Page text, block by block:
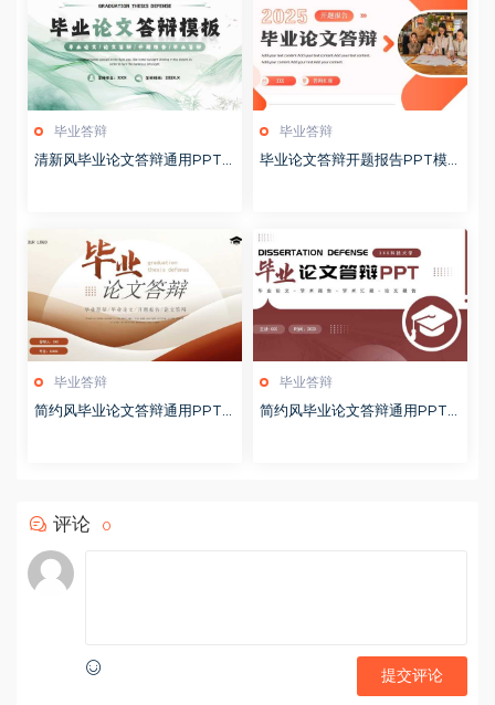
毕业答辩
清新风毕业论文答辩通用PPT
毕业答辩
毕业论文答辩开题报告PPT模
毕业答辩
简约风毕业论文答辩通用PPT
毕业答辩
简约风毕业论文答辩通用PPT
评论 0
提交评论